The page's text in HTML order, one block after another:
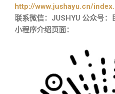
http://www.jushayu.cn/
联系微信：JUSHYU 公众号：
小程序介绍页面：